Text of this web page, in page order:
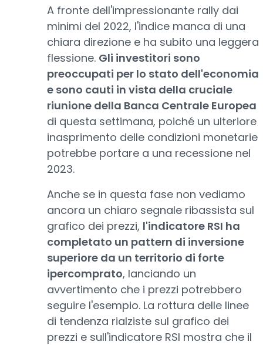
A fronte dell'impressionante rally dai
minimi del 2022, l'indice manca di una
chiara direzione e ha subito una leggera
flessione. Gli investitori sono
preoccupati per lo stato dell'economia
e sono cauti in vista della cruciale
riunione della Banca Centrale Europea
di questa settimana, poiché un ulteriore
inasprimento delle condizioni monetarie
potrebbe portare a una recessione nel
2023.
Anche se in questa fase non vediamo
ancora un chiaro segnale ribassista sul
grafico dei prezzi, l'indicatore RSI ha
completato un pattern di inversione
superiore da un territorio di forte
ipercomprato, lanciando un
avvertimento che i prezzi potrebbero
seguire l'esempio. La rottura delle linee
di tendenza rialziste sul grafico dei
prezzi e sull'indicatore RSI mostra che il